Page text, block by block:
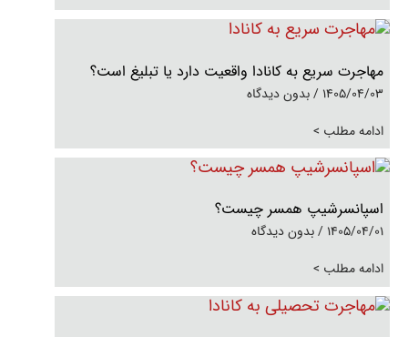
مهاجرت سریع به کانادا واقعیت دارد یا تبلیغ است؟
1405/04/03
بدون دیدگاه
ادامه مطلب >
اسپانسرشیپ همسر چیست؟
1405/04/01
بدون دیدگاه
ادامه مطلب >